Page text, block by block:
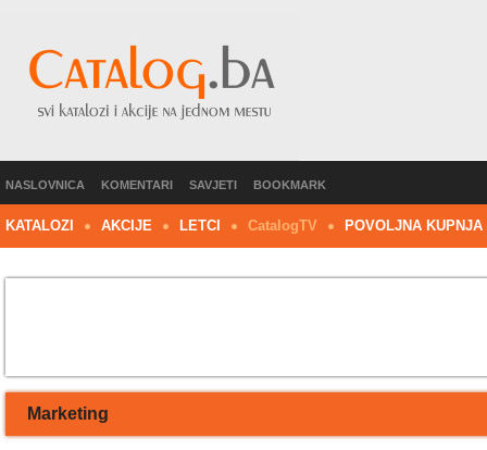
NASLOVNICA KOMENTARI SAVJETI BOOKMARK
KATALOZI AKCIJE LETCI CatalogTV POVOLJNA KUPNJA
Marketing